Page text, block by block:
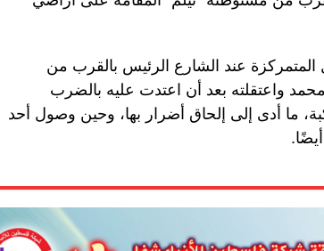
المتمركزة عند الشارع الرئيس بالقرب من
واعتقلته بعد أن اعتدت عليه بالضرب
ما أدى إلى إلحاق أضرار بها، وحين وصول أحد